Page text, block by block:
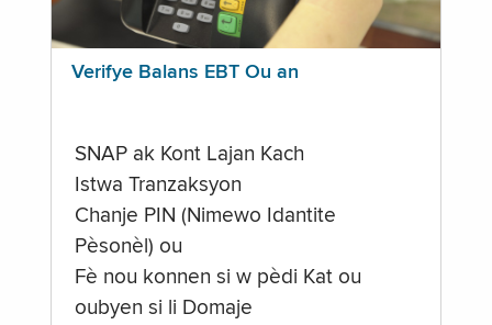
Verifye Balans EBT Ou an
SNAP ak Kont Lajan Kach
Istwa Tranzaksyon
Chanje PIN (Nimewo Idantite
Pèsonèl) ou
Fè nou konnen si w pèdi Kat ou
oubyen si li Domaje